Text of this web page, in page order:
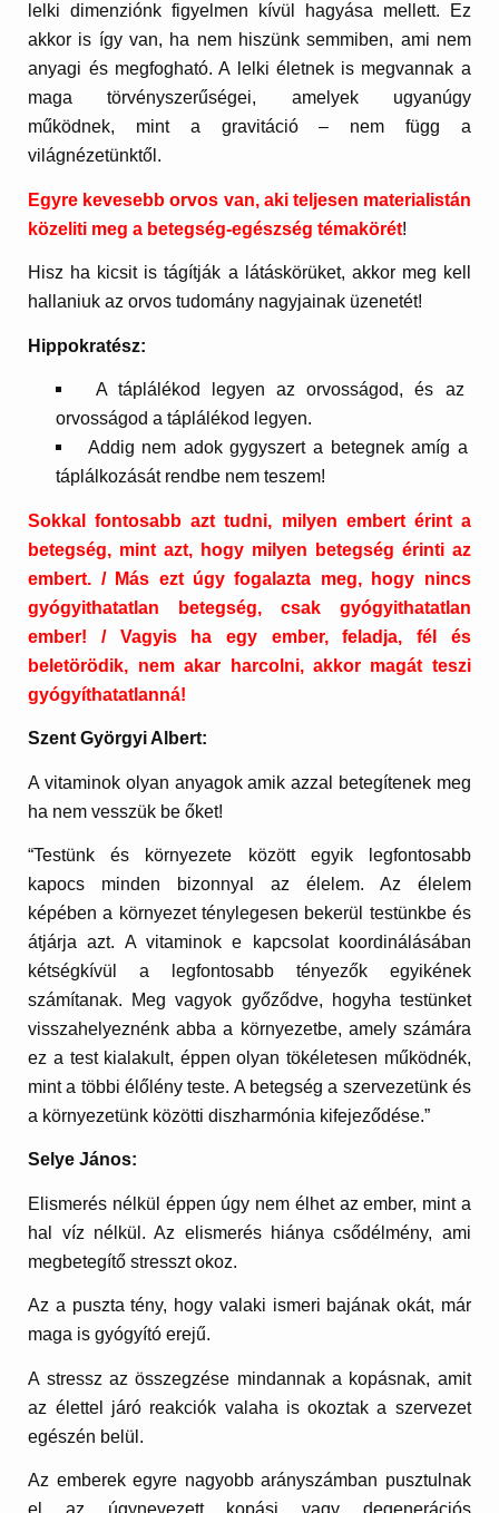
lelki dimenziónk figyelmen kívül hagyása mellett. Ez
akkor is így van, ha nem hiszünk semmiben, ami nem
anyagi és megfogható. A lelki életnek is megvannak a
maga törvényszerűségei, amelyek ugyanúgy
működnek, mint a gravitáció – nem függ a
világnézetünktől.
Egyre kevesebb orvos van, aki teljesen materialistán
közeliti meg a betegség-egészség témakörét!
Hisz ha kicsit is tágítják a látáskörüket, akkor meg kell
hallaniuk az orvos tudomány nagyjainak üzenetét!
Hippokratész:
A táplálékod legyen az orvosságod, és az
orvosságod a táplálékod legyen.
Addig nem adok gygyszert a betegnek amíg a
táplálkozását rendbe nem teszem!
Sokkal fontosabb azt tudni, milyen embert érint a
betegség, mint azt, hogy milyen betegség érinti az
embert. / Más ezt úgy fogalazta meg, hogy nincs
gyógyithatatlan betegség, csak gyógyithatatlan
ember! / Vagyis ha egy ember, feladja, fél és
beletörödik, nem akar harcolni, akkor magát teszi
gyógyíthatatlanná!
Szent Györgyi Albert:
A vitaminok olyan anyagok amik azzal betegítenek meg
ha nem vesszük be őket!
“Testünk és környezete között egyik legfontosabb
kapocs minden bizonnyal az élelem. Az élelem
képében a környezet ténylegesen bekerül testünkbe és
átjárja azt. A vitaminok e kapcsolat koordinálásában
kétségkívül a legfontosabb tényezők egyikének
számítanak. Meg vagyok győződve, hogyha testünket
visszahelyeznénk abba a környezetbe, amely számára
ez a test kialakult, éppen olyan tökéletesen működnék,
mint a többi élőlény teste. A betegség a szervezetünk és
a környezetünk közötti diszharmónia kifejeződése.”
Selye János:
Elismerés nélkül éppen úgy nem élhet az ember, mint a
hal víz nélkül. Az elismerés hiánya csődélmény, ami
megbetegítő stresszt okoz.
Az a puszta tény, hogy valaki ismeri bajának okát, már
maga is gyógyító erejű.
A stressz az összegzése mindannak a kopásnak, amit
az élettel járó reakciók valaha is okoztak a szervezet
egészén belül.
Az emberek egyre nagyobb arányszámban pusztulnak